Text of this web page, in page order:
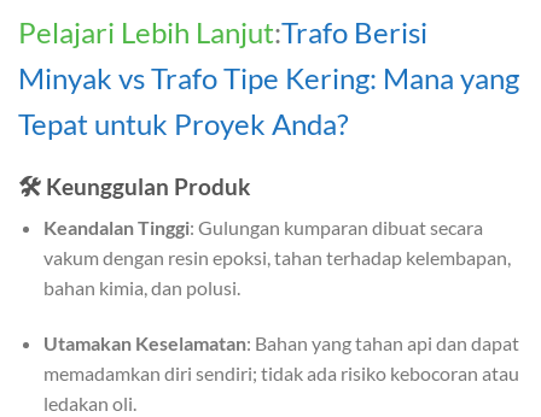
Pelajari Lebih Lanjut:Trafo Berisi
Minyak vs Trafo Tipe Kering: Mana yang
Tepat untuk Proyek Anda?
🛠️ Keunggulan Produk
Keandalan Tinggi: Gulungan kumparan dibuat secara
vakum dengan resin epoksi, tahan terhadap kelembapan,
bahan kimia, dan polusi.
Utamakan Keselamatan: Bahan yang tahan api dan dapat
memadamkan diri sendiri; tidak ada risiko kebocoran atau
ledakan oli.